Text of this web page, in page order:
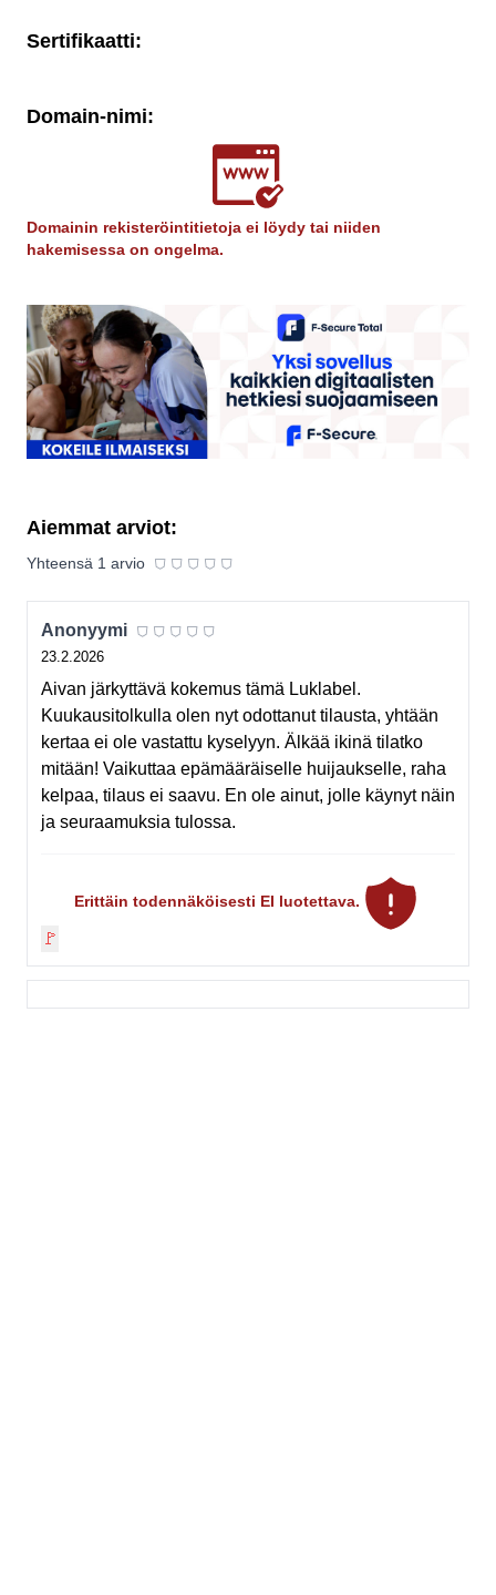
Sertifikaatti:
Domain-nimi:
Domainin rekisteröintitietoja ei löydy tai niiden
hakemisessa on ongelma.
Aiemmat arviot:
Yhteensä 1 arvio ⛉ ⛉ ⛉ ⛉ ⛉
Anonyymi ⛉ ⛉ ⛉ ⛉ ⛉
23.2.2026
Aivan järkyttävä kokemus tämä Luklabel.
Kuukausitolkulla olen nyt odottanut tilausta, yhtään
kertaa ei ole vastattu kyselyyn. Älkää ikinä tilatko
mitään! Vaikuttaa epämääräiselle huijaukselle, raha
kelpaa, tilaus ei saavu. En ole ainut, jolle käynyt näin
ja seuraamuksia tulossa.
Erittäin todennäköisesti EI luotettava.
🚩